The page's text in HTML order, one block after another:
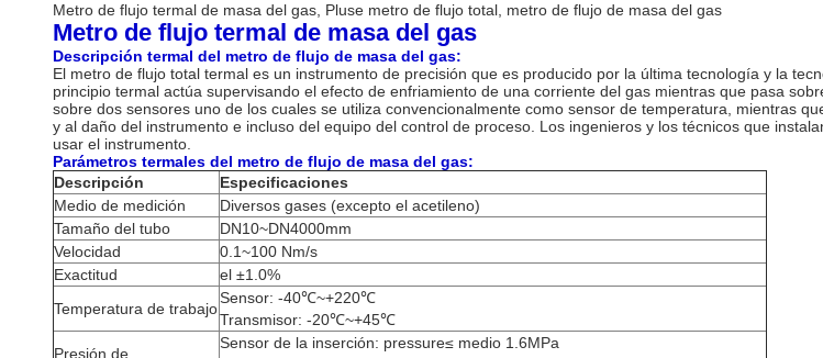
Metro de flujo termal de masa del gas, Pluse metro de flujo total, metro de flujo de masa del gas
Metro de flujo termal de masa del gas
Descripción termal del metro de flujo de masa del gas:
El metro de flujo total termal es un instrumento de precisión que es producido por la última tecnología y la
principio termal actúa supervisando el efecto de enfriamiento de una corriente del gas mientras que pasa
sobre dos sensores uno de los cuales se utiliza convencionalmente como sensor de temperatura, mientras
y al daño del instrumento e incluso del equipo del control de proceso. Los ingenieros y los técnicos que
usar el instrumento.
Parámetros termales del metro de flujo de masa del gas:
Descripción
Especificaciones
Medio de medición
Diversos gases (excepto el acetileno)
Tamaño del tubo
DN10~DN4000mm
Velocidad
0.1~100 Nm/s
Exactitud
el ±1.0%
Temperatura de trabajo
Sensor: -40℃~+220℃
Transmisor: -20℃~+45℃
Presión de
Sensor de la inserción: pressure≤ medio 1.6MPa